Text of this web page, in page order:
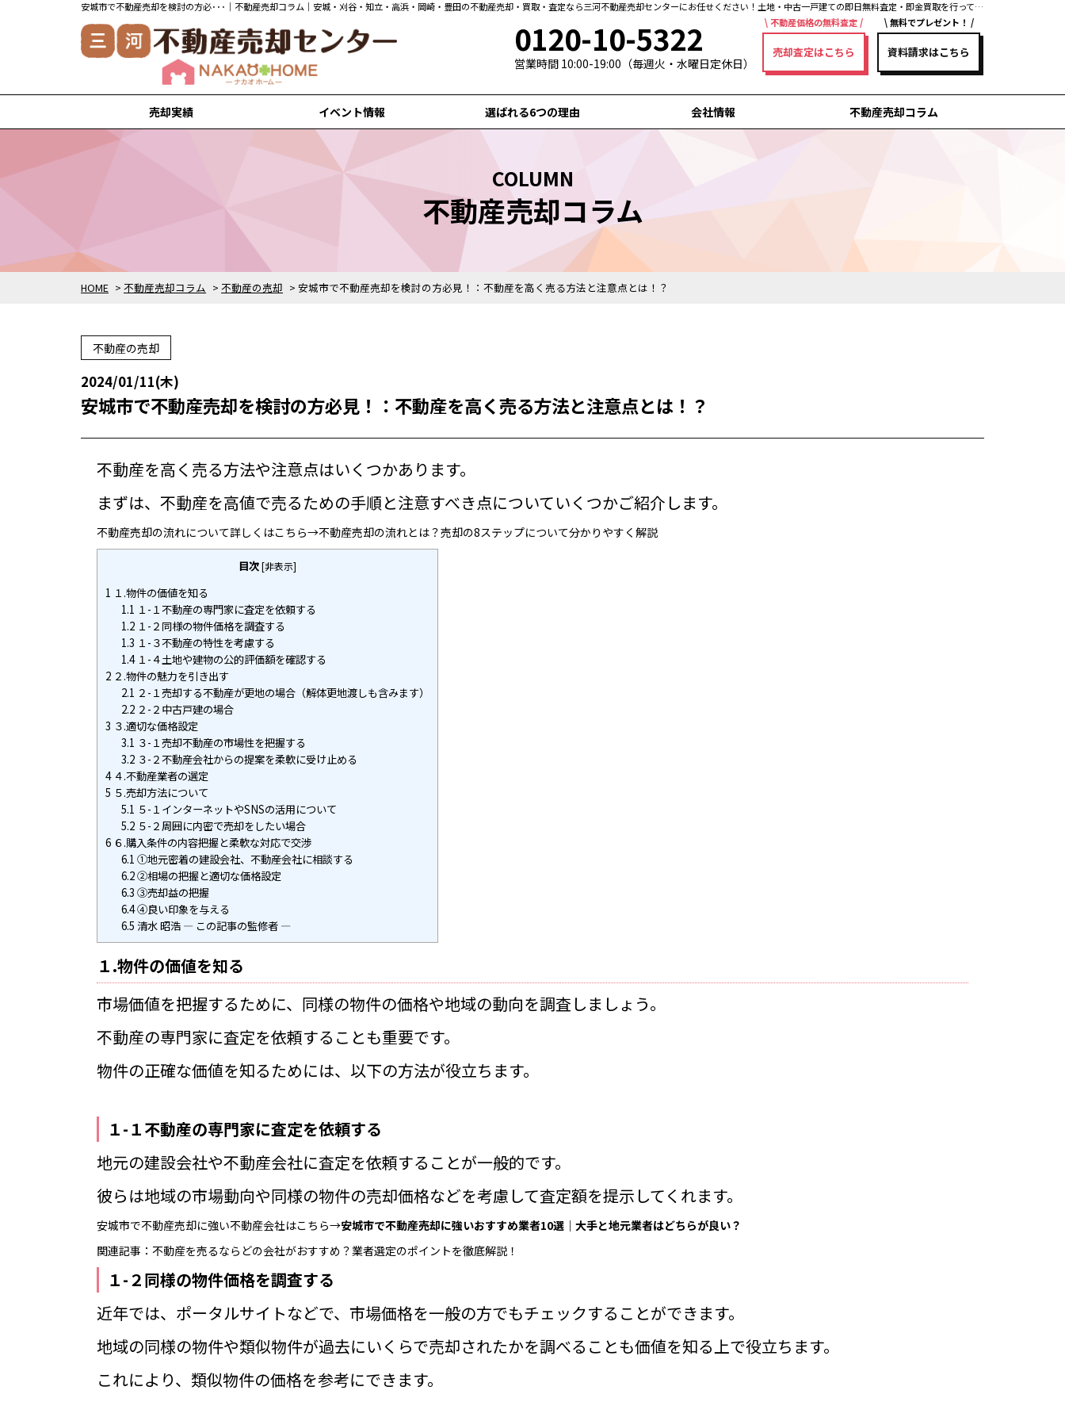
安城市で不動産売却を検討の方必･･･｜不動産売却コラム｜安城・刈谷・知立・高浜・岡崎・豊田の不動産売却・買取・査定なら三河不動産売却センターにお任せください！土地・中古一戸建ての即日無料査定・即金買取を行っています！
0120-10-5322
営業時間 10:00-19:00（毎週火・水曜日定休日）
不動産価格の無料査定
売却査定はこちら
無料でプレゼント！
資料請求はこちら
売却実績
安城市の売却実績
刈谷市の売却実績
知立市の売却実績
高浜市の売却実績
岡崎市の売却実績
イベント情報 選ばれる6つの理由 会社情報 不動産売却コラム
HOME > 不動産売却コラム > 不動産の売却 > 安城市で不動産売却を検討の方必見！：不動産を高く売る方法と注意点とは！？
COLUMN
不動産売却コラム
不動産の売却
2024/01/11(木)
安城市で不動産売却を検討の方必見！：不動産を高く売る方法と注意点とは！？
不動産を高く売る方法や注意点はいくつかあります。
まずは、不動産を高値で売るための手順と注意すべき点についていくつかご紹介します。
不動産売却の流れについて詳しくはこちら→不動産売却の流れとは？売却の8ステップについて分かりやすく解説
目次[非表示]
1 １.物件の価値を知る
1.1 １-１不動産の専門家に査定を依頼する
1.2１-２同様の物件価格を調査する
1.3 １-３不動産の特性を考慮する
1.4１-４土地や建物の公的評価額を確認する
2 ２.物件の魅力を引き出す
2.1 ２-１売却する不動産が更地の場合（解体更地渡しも含みます）
2.2２-２中古戸建の場合
3 ３.適切な価格設定
3.1 ３-１売却不動産の市場性を把握する
3.2３-２不動産会社からの提案を柔軟に受け止める
4４.不動産業者の選定
5 ５.売却方法について
5.1 ５-１インターネットやSNSの活用について
5.2５-２周囲に内密で売却をしたい場合
6 ６.購入条件の内容把握と柔軟な対応で交渉
6.1 ①地元密着の建設会社、不動産会社に相談する
6.2②相場の把握と適切な価格設定
6.3 ③売却益の把握
6.4④良い印象を与える
6.5 清水 昭浩 ― この記事の監修者 ―
１.物件の価値を知る
市場価値を把握するために、同様の物件の価格や地域の動向を調査しましょう。
不動産の専門家に査定を依頼することも重要です。
物件の正確な価値を知るためには、以下の方法が役立ちます。
１-１不動産の専門家に査定を依頼する
地元の建設会社や不動産会社に査定を依頼する ことが一般的です。
彼らは地域の市場動向や同様の物件の売却価格などを考慮して査定額を提示してくれます。
安城市で不動産売却に強い不動産会社はこちら→安城市で不動産売却に強いおすすめ業者10選｜大手と地元業者はどちらが良い？
関連記事： 不動産を売るならどの会社がおすすめ？業者選定のポイントを徹底解説！
１-２同様の物件価格を調査する
近年では、ポータルサイトなどで、市場価格を一般の方でもチェックすることができます。
地域の同様の物件や類似物件が過去にいくらで売却されたかを調べることも価値を知る上で役立ちます。
これにより、類似物件の価格を参考にできます。